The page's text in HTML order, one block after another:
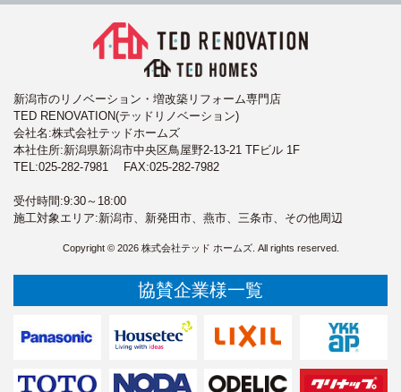
新潟市のリノベーション・増改築リフォーム専門店
TED RENOVATION(テッドリノベーション)
会社名:株式会社テッドホームズ
本社住所:新潟県新潟市中央区鳥屋野2-13-21 TFビル 1F
TEL:025-282-7981 FAX:025-282-7982
受付時間:9:30～18:00
施工対象エリア:新潟市、新発田市、燕市、三条市、その他周辺
Copyright © 2026 株式会社テッド ホームズ. All rights reserved.
協賛企業様一覧